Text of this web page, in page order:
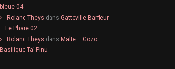
bleue 04
Roland Theys dans Gatteville-Barfleur
– Le Phare 02
Roland Theys dans Malte – Gozo –
Basilique Ta’ Pinu